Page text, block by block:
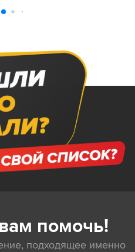
помочь!
подходящее именно